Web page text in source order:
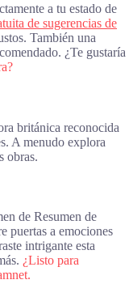
a tu estado de
de sugerencias de
También una
¿Te gustaría
británica reconocida
A menudo explora
obras.
de Resumen de
puertas a emociones
intrigante esta
¿Listo para